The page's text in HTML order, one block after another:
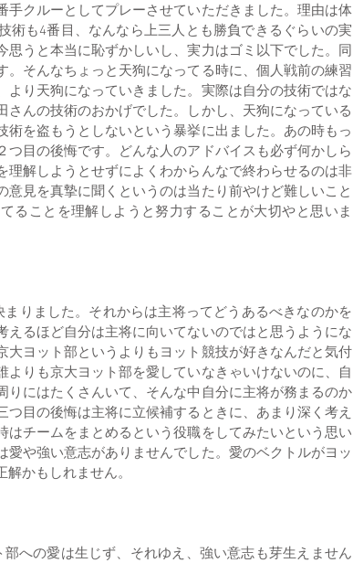
手クルーとしてプレーさせていただきました。理由は体
術も4番目、なんなら上三人とも勝負できるぐらいの実
思うと本当に恥ずかしいし、実力はゴミ以下でした。同
。そんなちょっと天狗になってる時に、個人戦前の練習
より天狗になっていきました。実際は自分の技術ではな
さんの技術のおかげでした。しかし、天狗になっている
術を盗もうとしないという暴挙に出ました。あの時もっ
つ目の後悔です。どんな人のアドバイスも必ず何かしら
理解しようとせずによくわからんなで終わらせるのは非
見を真摯に聞くというのは当たり前やけど難しいこと
ることを理解しようと努力することが大切やと思いま
りました。それからは主将ってどうあるべきなのかを
えるほど自分は主将に向いてないのではと思うようにな
大ヨット部というよりもヨット競技が好きなんだと気付
よりも京大ヨット部を愛していなきゃいけないのに、自
りにはたくさんいて、そんな中自分に主将が務まるのか
つ目の後悔は主将に立候補するときに、あまり深く考え
はチームをまとめるという役職をしてみたいという思い
愛や強い意志がありませんでした。愛のベクトルがヨッ
かもしれません。
への愛は生じず、それゆえ、強い意志も芽生えません